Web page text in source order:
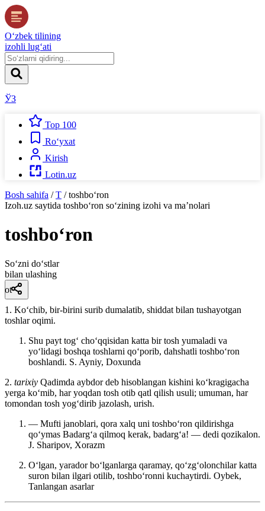
O‘zbek tilining
izohli lug‘ati
ЎЗ
Top 100
Ro‘yxat
Kirish
Lotin.uz
Bosh sahifa / T / toshbo‘ron
Izoh.uz saytida toshbo‘ron so‘zining izohi va ma’nolari
toshbo‘ron
So‘zni do‘stlar
bilan ulashing
ot
1. Koʻchib, bir-birini surib dumalatib, shiddat bilan tushayotgan
toshlar oqimi.
Shu payt togʻ choʻqqisidan katta bir tosh yumaladi va
yoʻlidagi boshqa toshlarni qoʻporib, dahshatli toshboʻron
boshlandi. S. Ayniy, Doxunda
2. tarixiy Qadimda aybdor deb hisoblangan kishini koʻkragigacha
yerga koʻmib, har yoqdan tosh otib qatl qilish usuli; umuman, har
tomondan tosh yogʻdirib jazolash, urish.
— Mufti janoblari, qora xalq uni toshboʻron qildirishga
qoʻymas Badargʻa qilmoq kerak, badargʻa! — dedi qozikalon.
J. Sharipov, Xorazm
Oʻlgan, yarador boʻlganlarga qaramay, qoʻzgʻolonchilar katta
suron bilan ilgari otilib, toshboʻronni kuchaytirdi. Oybek,
Tanlangan asarlar